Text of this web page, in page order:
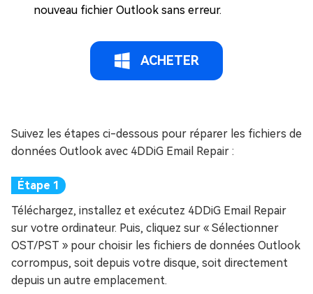
nouveau fichier Outlook sans erreur.
ACHETER
Suivez les étapes ci-dessous pour réparer les fichiers de
données Outlook avec 4DDiG Email Repair :
Téléchargez, installez et exécutez 4DDiG Email Repair
sur votre ordinateur. Puis, cliquez sur « Sélectionner
OST/PST » pour choisir les fichiers de données Outlook
corrompus, soit depuis votre disque, soit directement
depuis un autre emplacement.